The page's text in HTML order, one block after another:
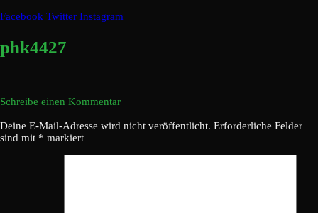
Facebook Twitter Instagram
phk4427
Schreibe einen Kommentar
Deine E-Mail-Adresse wird nicht veröffentlicht. Erforderliche Felder
sind mit * markiert